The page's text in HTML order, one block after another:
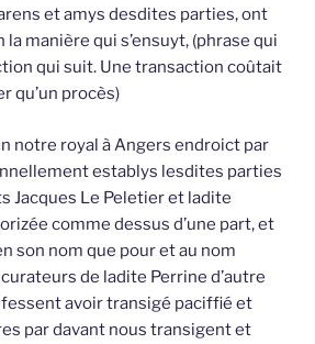
et amys desdites parties, ont
manière qui s’ensuyt, (phrase qui
qui suit. Une transaction coûtait
qu’un procès)
notre royal à Angers endroict par
establys lesdites parties
Jacques Le Peletier et ladite
comme dessus d’une part, et
son nom que pour et au nom
de ladite Perrine d’autre
avoir transigé paciffié et
par davant nous transigent et